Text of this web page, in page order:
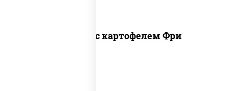
Наггетсы с картофелем Фри